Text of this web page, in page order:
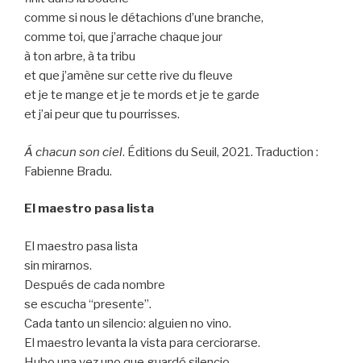
comme si nous le détachions d’une branche,
comme toi, que j’arrache chaque jour
à ton arbre, à ta tribu
et que j’amène sur cette rive du fleuve
et je te mange et je te mords et je te garde
et j’ai peur que tu pourrisses.
Á chacun son ciel. Éditions du Seuil, 2021. Traduction :
Fabienne Bradu.
El maestro pasa lista
El maestro pasa lista
sin mirarnos.
Después de cada nombre
se escucha “presente”.
Cada tanto un silencio: alguien no vino.
El maestro levanta la vista para cerciorarse.